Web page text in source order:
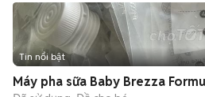
Tin nổi bật
Máy pha sữa Baby Brezza